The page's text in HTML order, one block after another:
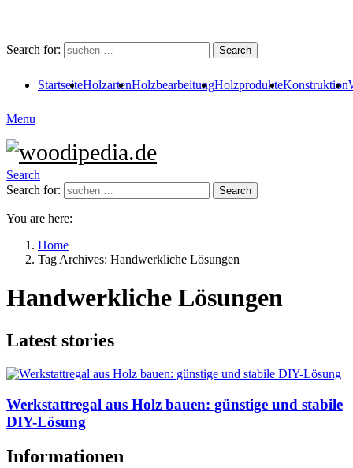
Search for: Search
StartseiteHolzartenHolzbearbeitungHolzprodukteKonstruktion
Menu
Search
Search for:
Search
You are here:
Home
Tag Archives: Handwerkliche Lösungen
Handwerkliche Lösungen
Latest stories
Werkstattregal aus Holz bauen: günstige und stabile
DIY-Lösung
Informationen